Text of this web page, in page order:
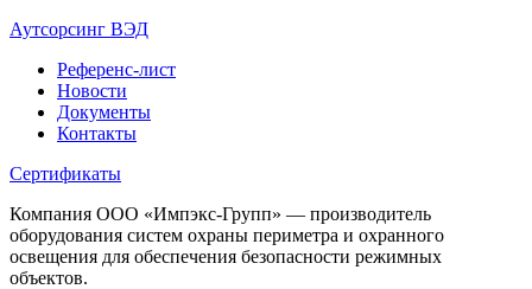
Аутсорсинг ВЭД
Референс-лист
Новости
Документы
Контакты
Сертификаты
Компания ООО «Импэкс-Групп» — производитель
оборудования систем охраны периметра и охранного
освещения для обеспечения безопасности режимных
объектов.